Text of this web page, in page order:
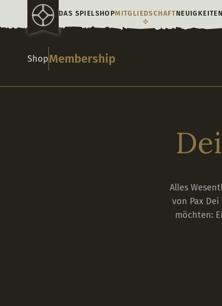
DAS SPIELSHOPMITGLIEDSCHAFT
ShopMembership
Alles
von Pax
möchten: